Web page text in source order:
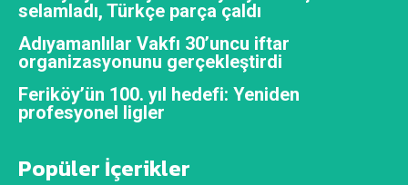
selamladı, Türkçe parça çaldı
Adıyamanlılar Vakfı 30’uncu iftar
organizasyonunu gerçekleştirdi
Feriköy’ün 100. yıl hedefi: Yeniden
profesyonel ligler
Popüler İçerikler